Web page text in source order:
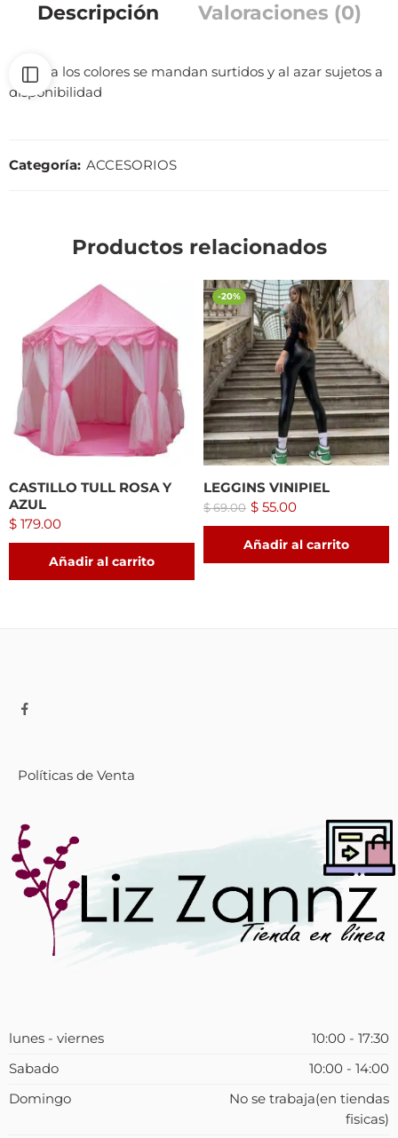
Descripción Valoraciones (0)
unitalla los colores se mandan surtidos y al azar sujetos a
disponibilidad
Categoría: ACCESORIOS
Productos relacionados
CASTILLO TULL ROSA Y
AZUL
$ 179.00
Añadir al carrito
-20%
LEGGINS VINIPIEL
$69.00 $ 55.00
Añadir al carrito
Políticas de Venta
lunes - viernes
10:00 - 17:30
Sabado
10:00 - 14:00
Domingo
No se trabaja(en tiendas
fisicas)